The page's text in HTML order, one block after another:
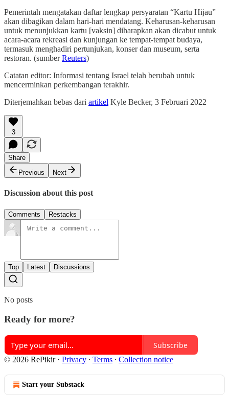
Pemerintah mengatakan daftar lengkap persyaratan “Kartu Hijau”
akan dibagikan dalam hari-hari mendatang. Keharusan-keharusan
untuk menunjukkan kartu [vaksin] diharapkan akan dicabut untuk
acara-acara rekreasi dan kunjungan ke tempat-tempat budaya,
termasuk menghadiri pertunjukan, konser dan museum, serta
restoran. (sumberReuters)
Catatan editor: Informasi tentang Israel telah berubah untuk
mencerminkan perkembangan terakhir.
Diterjemahkan bebas dari artikel Kyle Becker, 3 Februari 2022
3
Share
Previous
Next
Discussion about this post
Comments Restacks
Top Latest Discussions
No posts
Ready for more?
Subscribe
© 2026 RePikir· Privacy ∙ Terms ∙ Collection notice
Start your Substack